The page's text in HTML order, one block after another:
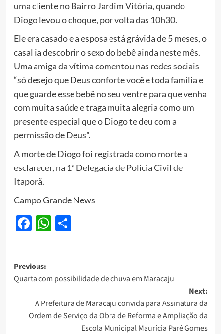
uma cliente no Bairro Jardim Vitória, quando
Diogo levou o choque, por volta das 10h30.
Ele era casado e a esposa está grávida de 5 meses, o
casal ia descobrir o sexo do bebê ainda neste mês.
Uma amiga da vítima comentou nas redes sociais
“só desejo que Deus conforte você e toda família e
que guarde esse bebê no seu ventre para que venha
com muita saúde e traga muita alegria como um
presente especial que o Diogo te deu com a
permissão de Deus”.
A morte de Diogo foi registrada como morte a
esclarecer, na 1ª Delegacia de Polícia Civil de
Itaporã.
Campo Grande News
Facebook
WhatsApp
Share
Post
navigation
Previous:
Quarta com possibilidade de chuva em Maracaju
Next:
A Prefeitura de Maracaju convida para Assinatura da
Ordem de Serviço da Obra de Reforma e Ampliação da
Escola Municipal Maurícia Paré Gomes